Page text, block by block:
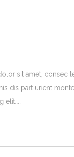
sit amet, consec
dis part urient
elit.